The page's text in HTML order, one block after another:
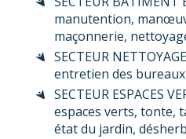
manutention,
maçonnerie,
SECTEUR
entretien des
SECTEUR ESPACES
espaces verts, tonte,
état du jardin,